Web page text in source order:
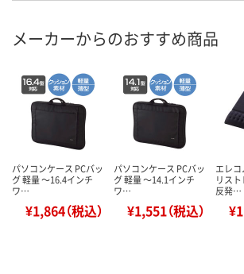
メーカーからのおすすめ商品
パソコンケース PCバッ
グ 軽量 ～16.4インチ
ワ…
¥1,864（税込）
パソコンケース PCバッ
グ 軽量 ～14.1インチ
ワ…
¥1,551（税込）
エレ
リス
反発…